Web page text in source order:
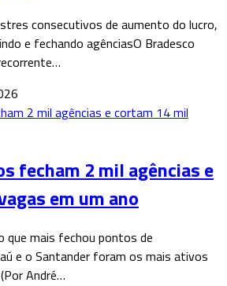
consecutivos de aumento do lucro,
e fechando agênciasO Bradesco
fecham 2 mil agências e
em um ano
que mais fechou pontos de
e o Santander foram os mais ativos
André…